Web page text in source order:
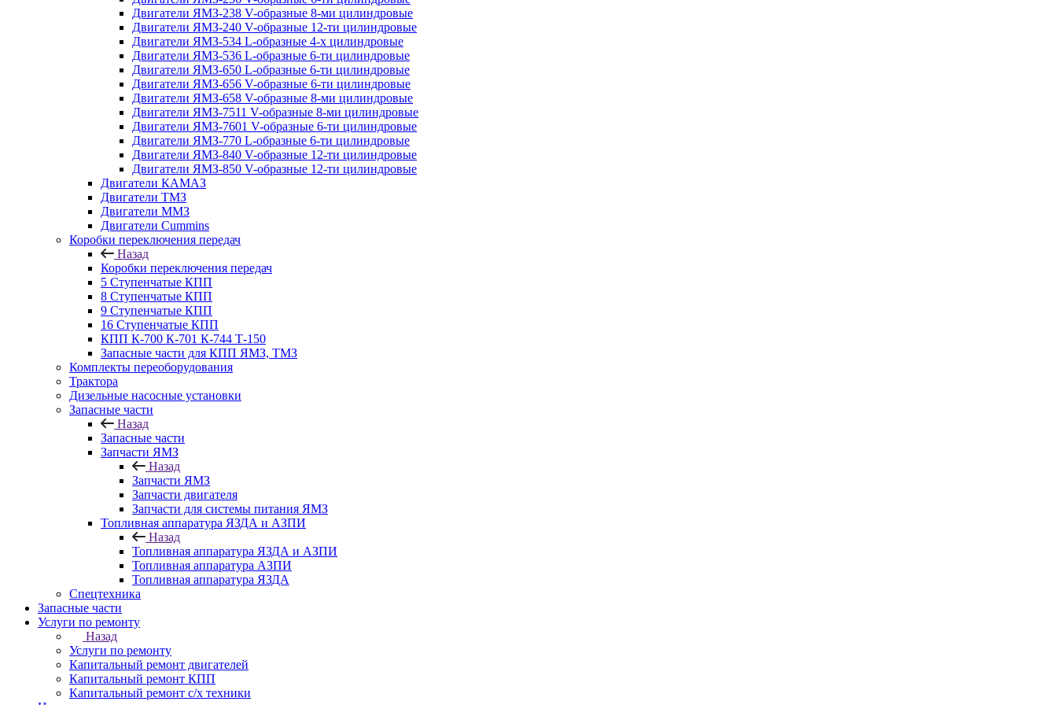
Двигатели ЯМЗ-238 V-образные 8-ми цилиндровые
Двигатели ЯМЗ-240 V-образные 12-ти цилиндровые
Двигатели ЯМЗ-534 L-образные 4-х цилиндровые
Двигатели ЯМЗ-536 L-образные 6-ти цилиндровые
Двигатели ЯМЗ-650 L-образные 6-ти цилиндровые
Двигатели ЯМЗ-656 V-образные 6-ти цилиндровые
Двигатели ЯМЗ-658 V-образные 8-ми цилиндровые
Двигатели ЯМЗ-7511 V-образные 8-ми цилиндровые
Двигатели ЯМЗ-7601 V-образные 6-ти цилиндровые
Двигатели ЯМЗ-770 L-образные 6-ти цилиндровые
Двигатели ЯМЗ-840 V-образные 12-ти цилиндровые
Двигатели ЯМЗ-850 V-образные 12-ти цилиндровые
Двигатели КАМАЗ
Двигатели ТМЗ
Двигатели ММЗ
Двигатели Cummins
Коробки переключения передач
Назад
Коробки переключения передач
5 Ступенчатые КПП
8 Ступенчатые КПП
9 Ступенчатые КПП
16 Ступенчатые КПП
КПП К-700 К-701 К-744 Т-150
Запасные части для КПП ЯМЗ, ТМЗ
Комплекты переоборудования
Трактора
Дизельные насосные установки
Запасные части
Назад
Запасные части
Запчасти ЯМЗ
Назад
Запчасти ЯМЗ
Запчасти двигателя
Запчасти для системы питания ЯМЗ
Топливная аппаратура ЯЗДА и АЗПИ
Назад
Топливная аппаратура ЯЗДА и АЗПИ
Топливная аппаратура АЗПИ
Топливная аппаратура ЯЗДА
Спецтехника
Запасные части
Услуги по ремонту
Назад
Услуги по ремонту
Капитальный ремонт двигателей
Капитальный ремонт КПП
Капитальный ремонт с/х техники